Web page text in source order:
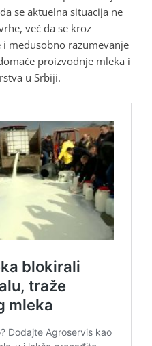
se aktuelna situacija ne
već da se kroz
međusobno razumevanje
proizvodnje mleka i
u Srbiji.